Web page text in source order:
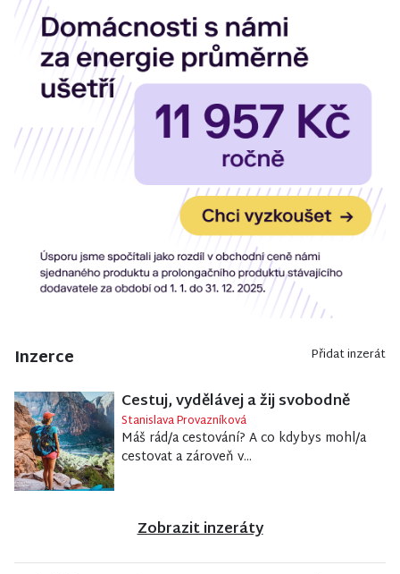
Inzerce Přidat inzerát
Cestuj, vydělávej a žij svobodně
Stanislava Provazníková
Máš rád/a cestování? A co kdybys mohl/a
cestovat a zároveň v...
Zobrazit inzeráty